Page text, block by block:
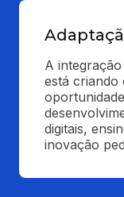
A
está criando
digitais,
inovação